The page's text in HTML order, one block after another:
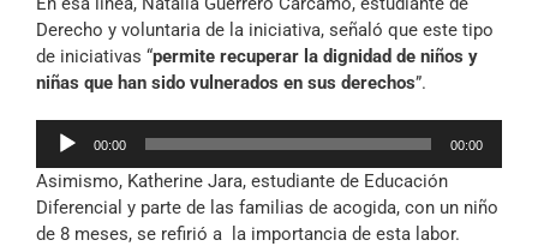
Derecho y voluntaria de la iniciativa, señaló que este tipo
de iniciativas “permite recuperar la dignidad de niños y
niñas que han sido vulnerados en sus derechos”.
Reproductor
audio
00:00 00:00
Asimismo, Katherine Jara, estudiante de Educación
Diferencial y parte de las familias de acogida, con un niño
de 8 meses, se refirió a la importancia de esta labor.